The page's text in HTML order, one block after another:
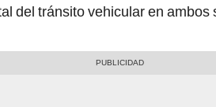
del tránsito vehicular en ambos